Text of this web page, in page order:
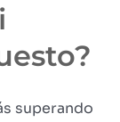
superando